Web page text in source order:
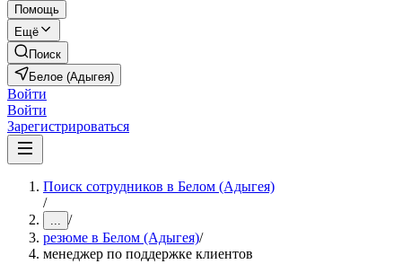
Помощь
Ещё
Поиск
Белое (Адыгея)
Войти
Войти
Зарегистрироваться
Поиск сотрудников в Белом (Адыгея)
/
... /
резюме в Белом (Адыгея)/
менеджер по поддержке клиентов